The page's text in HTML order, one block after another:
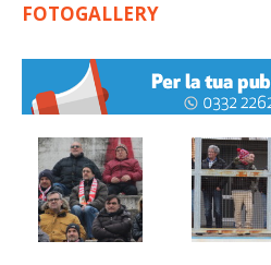
FOTOGALLERY